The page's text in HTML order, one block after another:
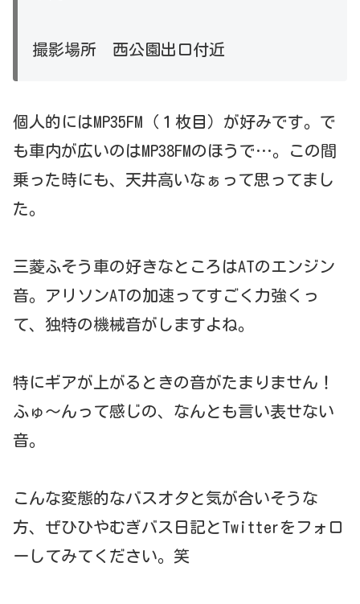
撮影場所 西公園出口付近
個人的にはMP35FM（１枚目）が好みです。で
も車内が広いのはMP38FMのほうで…。この間
乗った時にも、天井高いなぁって思ってまし
た。
三菱ふそう車の好きなところはATのエンジン
音。アリソンATの加速ってすごく力強くっ
て、独特の機械音がしますよね。
特にギアが上がるときの音がたまりません！
ふゅ～んって感じの、なんとも言い表せない
音。
こんな変態的なバスオタと気が合いそうな
方、ぜひひやむぎバス日記とTwitterをフォロ
ーしてみてください。笑